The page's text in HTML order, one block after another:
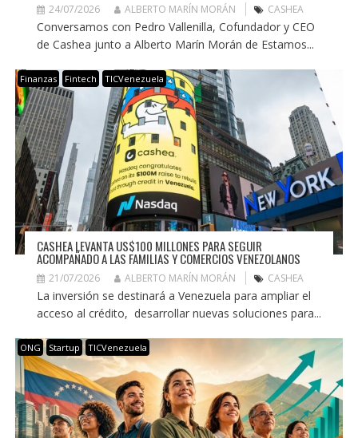
24/07/2026 ALBERTO MARÍN MORÁN CASHEA
Conversamos con Pedro Vallenilla, Cofundador y CEO
de Cashea junto a Alberto Marín Morán de Estamos...
Finanzas Fintech TICVenezuela
CASHEA LEVANTA US$100 MILLONES PARA SEGUIR
ACOMPAÑADO A LAS FAMILIAS Y COMERCIOS VENEZOLANOS
21/07/2026 ALBERTO MARÍN MORÁN CASHEA
La inversión se destinará a Venezuela para ampliar el
acceso al crédito, desarrollar nuevas soluciones para...
ONG Startup TICVenezuela